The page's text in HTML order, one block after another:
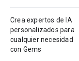
Crea expertos de IA
personalizados para
cualquier necesidad
con Gems